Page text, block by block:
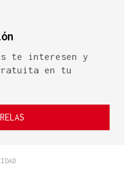
te interesen y
en tu